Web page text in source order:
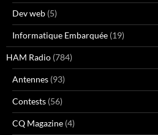
Dev web (5)
Informatique Embarquée (19)
HAM Radio (784)
Antennes (93)
Contests (56)
CQ Magazine (4)